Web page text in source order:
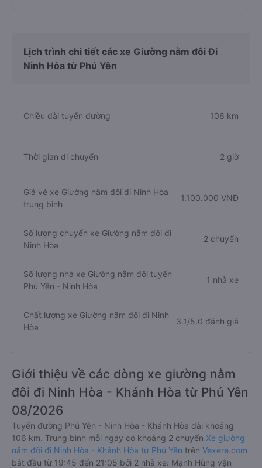
Lịch trình chi tiết các xe Giường nằm đôi Đi
Ninh Hòa từ Phú Yên
Chiều dài tuyến đường 106 km
Thời gian di chuyển 2 giờ
Giá vé xe Giường nằm đôi đi Ninh Hòa
trung bình
1.100.000 VNĐ
Số lượng chuyến xe Giường nằm đôi đi
Ninh Hòa
2 chuyến
Số lượng nhà xe Giường nằm đôi tuyến
Phú Yên - Ninh Hòa
1 nhà xe
Chất lượng xe Giường nằm đôi đi Ninh
Hòa
3.1/5.0 đánh giá
Giới thiệu về các dòng xe giường nằm
đôi đi Ninh Hòa - Khánh Hòa từ Phú Yên
08/2026
Tuyến đường Phú Yên - Ninh Hòa - Khánh Hòa dài khoảng
106 km. Trung bình mỗi ngày có khoảng 2 chuyến Xe giường
nằm đôi đi Ninh Hòa - Khánh Hòa từ Phú Yên trên Vexere.com
bắt đầu từ 19:45 đến 21:05 bởi 2 nhà xe: Mạnh Hùng vận